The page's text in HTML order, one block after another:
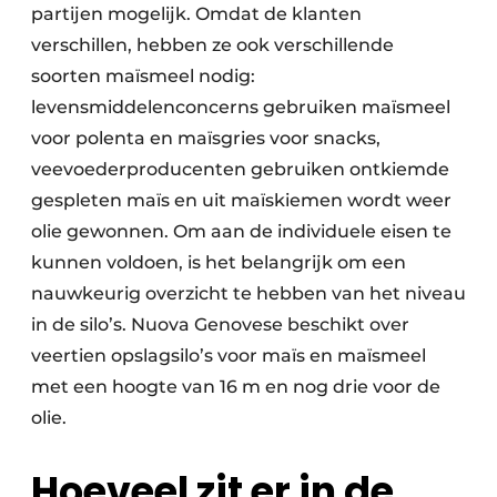
partijen mogelijk. Omdat de klanten
verschillen, hebben ze ook verschillende
soorten maïsmeel nodig:
levensmiddelenconcerns gebruiken maïsmeel
voor polenta en maïsgries voor snacks,
veevoeder­producenten gebruiken ontkiemde
gespleten maïs en uit maïskiemen wordt weer
olie gewonnen. Om aan de individuele eisen te
kunnen voldoen, is het belangrijk om een
nauwkeurig overzicht te hebben van het niveau
in de silo’s. Nuova Genovese beschikt over
veertien opslagsilo’s voor maïs en maïsmeel
met een hoogte van 16 m en nog drie voor de
olie.